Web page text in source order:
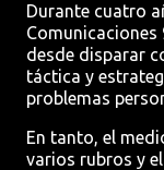
Durante cuatro
desde disparar
táctica y
problemas
En tanto, el
varios rubros y